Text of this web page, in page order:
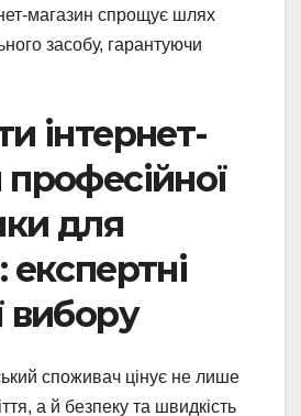
магазин спрощує шлях
засобу, гарантуючи
інтернет-
для
експертні
вибору
споживач цінує не лише
а й безпеку та швидкість